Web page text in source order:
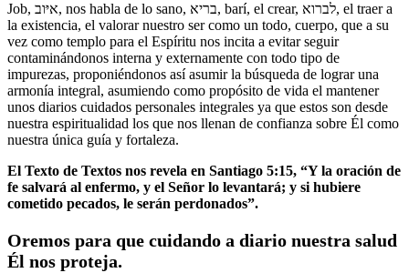
Job, איּוב, nos habla de lo sano, בריא, barí, el crear, לברוא, el traer a
la existencia, el valorar nuestro ser como un todo, cuerpo, que a su
vez como templo para el Espíritu nos incita a evitar seguir
contaminándonos interna y externamente con todo tipo de
impurezas, proponiéndonos así asumir la búsqueda de lograr una
armonía integral, asumiendo como propósito de vida el mantener
unos diarios cuidados personales integrales ya que estos son desde
nuestra espiritualidad los que nos llenan de confianza sobre Él como
nuestra única guía y fortaleza.
El Texto de Textos nos revela en Santiago 5:15, “Y la oración de
fe salvará al enfermo, y el Señor lo levantará; y si hubiere
cometido pecados, le serán perdonados”.
Oremos para que cuidando a diario nuestra salud
Él nos proteja.